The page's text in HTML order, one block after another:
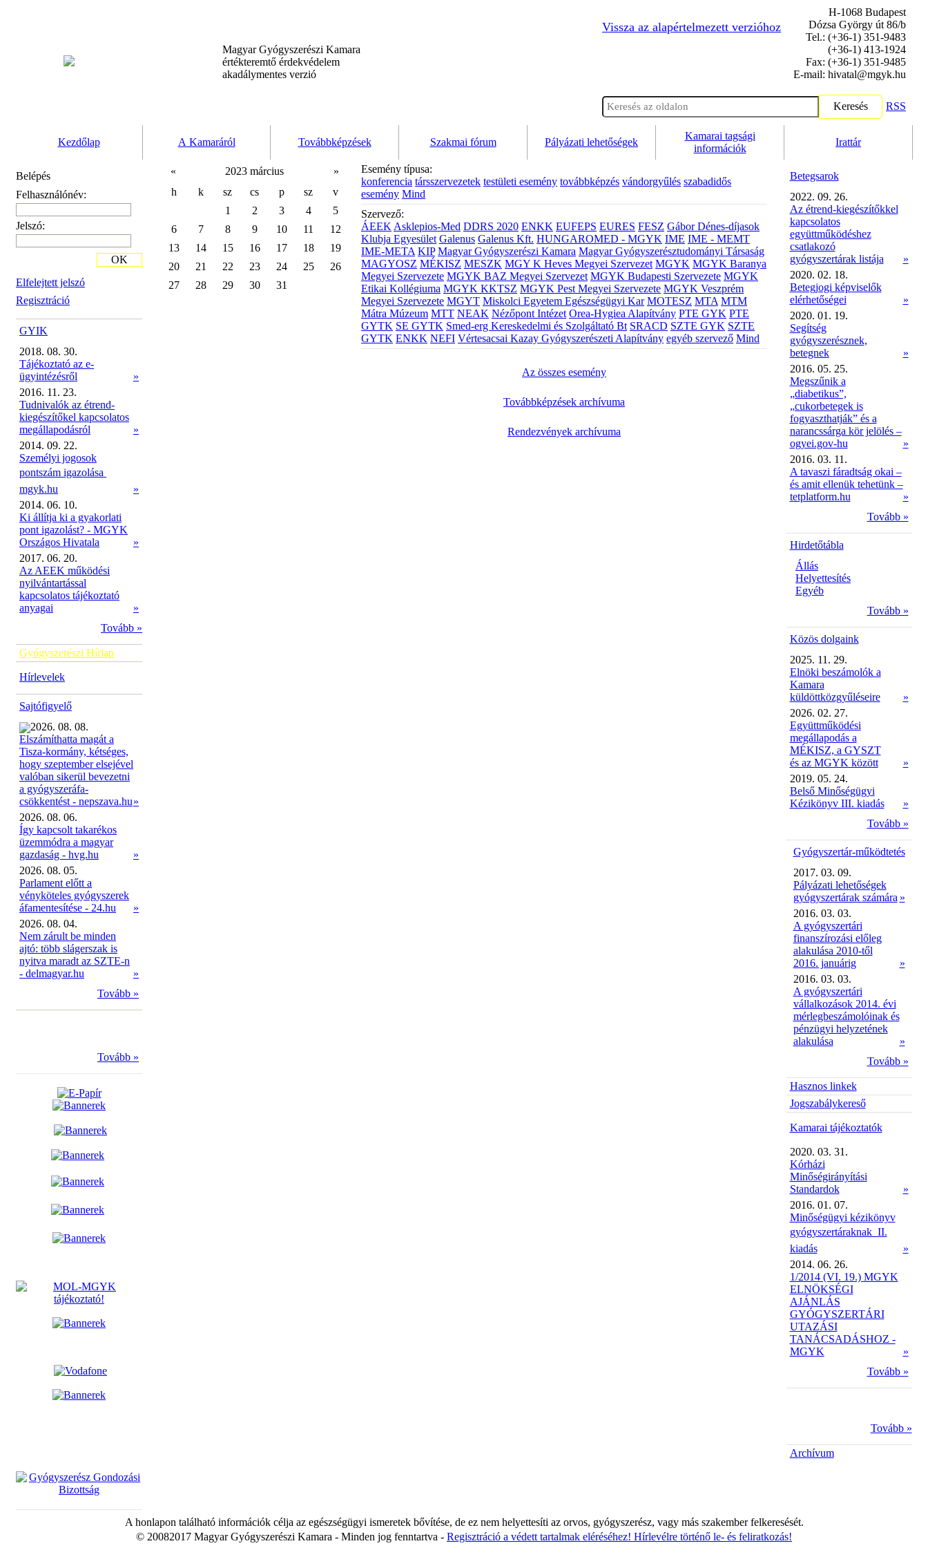
Magyar Gyógyszerészi Kamara
értékteremtő érdekvédelem
akadálymentes verzió
Vissza az alapértelmezett verzióhoz
H-1068 Budapest
Dózsa György út 86/b
Tel.: (+36-1) 351-9483
(+36-1) 413-1924
Fax: (+36-1) 351-9485
E-mail: hivatal@mgyk.hu
Keresés RSS
Kezdőlap A Kamaráról Továbbképzések Szakmai fórum Pályázati lehetőségek
Kamarai tagsági
információk
Irattár
Belépés
Felhasználónév:
Jelszó:
Elfelejtett jelszó
Regisztráció
OK
GYIK
2018. 08. 30.
Tájékoztató az e-
ügyintézésről
»
2016. 11. 23.
Tudnivalók az étrend-
kiegészítőkel kapcsolatos
megállapodásról
»
2014. 09. 22.
Személyi jogosok
pontszám igazolása 
mgyk.hu
»
2014. 06. 10.
Ki állítja ki a gyakorlati
pont igazolást? - MGYK
Országos Hivatala
»
2017. 06. 20.
Az AEEK működési
nyilvántartással
kapcsolatos tájékoztató
anyagai
»
Tovább »
Gyógyszerészi Hírlap
Hírlevelek
Sajtófigyelő
2026. 08. 08.
Elszámíthatta magát a
Tisza-kormány, kétséges,
hogy szeptember elsejével
valóban sikerül bevezetni
a gyógyszeráfa-
csökkentést - nepszava.hu»
2026. 08. 06.
Így kapcsolt takarékos
üzemmódra a magyar
gazdaság - hvg.hu
»
2026. 08. 05.
Parlament előtt a
vényköteles gyógyszerek
áfamentesítése - 24.hu
»
2026. 08. 04.
Nem zárult be minden
ajtó: több slágerszak is
nyitva maradt az SZTE-n
- delmagyar.hu
»
Tovább »
Tovább »
« 2023 március
»
h
k sz cs p sz
v
1
2 3 4
5
6
7 8 9 10 11
12
13
14 15 16 17 18
19
20
21 22 23 24 25
26
27
28 29 30 31
Esemény típusa:
konferencia társszervezetek testületi esemény továbbképzés vándorgyűlés szabadidős
esemény Mind
Szervező:
ÁEEK Asklepios-Med DDRS 2020 ENKK EUFEPS EURES FESZ Gábor Dénes-díjasok
Klubja Egyesület Galenus Galenus Kft. HUNGAROMED - MGYK IME IME - MEMT
IME-META KIP Magyar Gyógyszerészi Kamara Magyar Gyógyszerésztudományi Társaság
MAGYOSZ MÉKISZ MESZK MGY K Heves Megyei Szervezet MGYK MGYK Baranya
Megyei Szervezete MGYK BAZ Megyei Szervezet MGYK Budapesti Szervezete MGYK
Etikai Kollégiuma MGYK KKTSZ MGYK Pest Megyei Szervezete MGYK Veszprém
Megyei Szervezete MGYT Miskolci Egyetem Egészségügyi Kar MOTESZ MTA MTM
Mátra Múzeum MTT NEAK Nézőpont Intézet Orea-Hygiea Alapítvány PTE GYK PTE
GYTK SE GYTK Smed-erg Kereskedelmi és Szolgáltató Bt SRACD SZTE GYK SZTE
GYTK ENKK NEFI Vértesacsai Kazay Gyógyszerészeti Alapítvány egyéb szervező Mind
Az összes esemény
Továbbképzések archívuma
Rendezvények archívuma
Betegsarok
2022. 09. 26.
Az étrend-kiegészítőkkel
kapcsolatos
együttműködéshez
csatlakozó
gyógyszertárak listája
»
2020. 02. 18.
Betegjogi képviselők
elérhetőségei
»
2020. 01. 19.
Segítség
gyógyszerésznek,
betegnek
»
2016. 05. 25.
Megszűnik a
„diabetikus”,
„cukorbetegek is
fogyaszthatják” és a
narancssárga kör jelölés –
ogyei.gov-hu
»
2016. 03. 11.
A tavaszi fáradtság okai –
és amit ellenük tehetünk –
tetplatform.hu
»
Tovább »
Hirdetőtábla
Állás
Helyettesítés
Egyéb
Tovább »
Közös dolgaink
2025. 11. 29.
Elnöki beszámolók a
Kamara
küldöttközgyűléseire
»
2026. 02. 27.
Együttműködési
megállapodás a
MÉKISZ, a GYSZT
és az MGYK között
»
2019. 05. 24.
Belső Minőségügyi
Kézikönyv III. kiadás
»
Tovább »
Gyógyszertár-működtetés
2017. 03. 09.
Pályázati lehetőségek
gyógyszertárak számára »
2016. 03. 03.
A gyógyszertári
finanszírozási előleg
alakulása 2010-től
2016. januárig
»
2016. 03. 03.
A gyógyszertári
vállalkozások 2014. évi
mérlegbeszámolóinak és
pénzügyi helyzetének
alakulása
»
Tovább »
Hasznos linkek
Jogszabálykereső
Kamarai tájékoztatók
2020. 03. 31.
Kórházi
Minőségirányítási
Standardok
»
2016. 01. 07.
Minőségügyi kézikönyv
gyógyszertáraknak  II.
kiadás
»
2014. 06. 26.
1/2014 (VI. 19.) MGYK
ELNÖKSÉGI
AJÁNLÁS
GYÓGYSZERTÁRI
UTAZÁSI
TANÁCSADÁSHOZ -
MGYK
»
Tovább »
Tovább »
Archívum
A honlapon található információk célja az egészségügyi ismeretek bővítése, de ez nem helyettesíti az orvos, gyógyszerész, vagy más szakember felkeresését.
© 20082017 Magyar Gyógyszerészi Kamara - Minden jog fenntartva - Regisztráció a védett tartalmak eléréséhez! Hírlevélre történő le- és feliratkozás!